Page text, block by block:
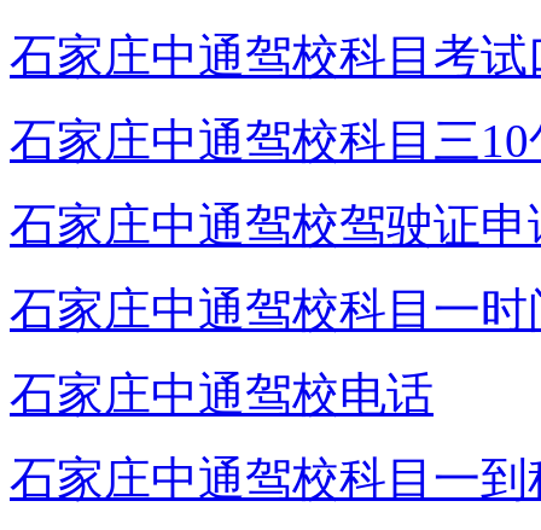
石家庄中通驾校科目考试
石家庄中通驾校科目三
石家庄中通驾校驾驶证
石家庄中通驾校科目一时
石家庄中通驾校电话
石家庄中通驾校科目一